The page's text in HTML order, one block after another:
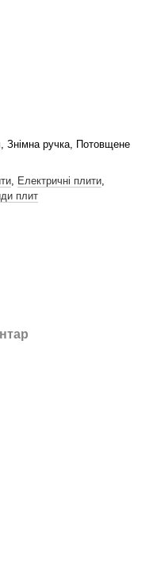
Знімна ручка, Потовщене
, Електричні плити,
плит